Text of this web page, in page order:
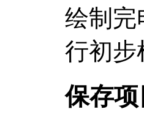
绘制完
行初步
保存项